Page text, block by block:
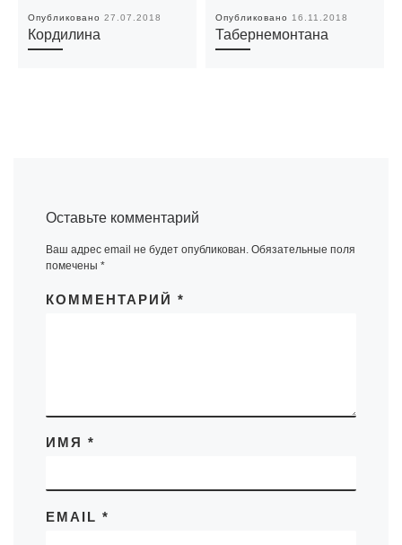
Опубликовано27.07.2018
Кордилина
Опубликовано 16.11.2018
Табернемонтана
Оставьте комментарий
Ваш адрес email не будет опубликован. Обязательные поля
помечены*
КОММЕНТАРИЙ*
ИМЯ*
EMAIL*